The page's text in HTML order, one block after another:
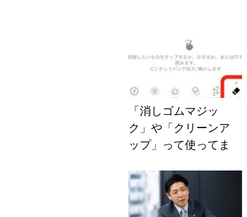
「消しゴムマジッ
ク」や「クリーンア
ップ」って使ってま
たいモノ”を消せる時
代